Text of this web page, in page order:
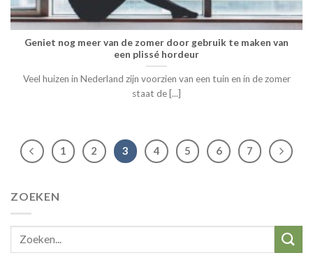
ZOEKEN
Geniet nog meer van de zomer door gebruik te maken van
een plissé hordeur
Veel huizen in Nederland zijn voorzien van een tuin en in de zomer
staat de [...]
1 2 3 4 5 6 7